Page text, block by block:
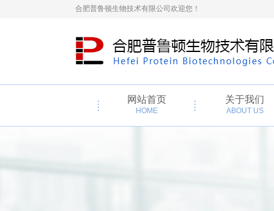
合肥普鲁顿生物技术有限公司欢迎您！
网站首页
HOME
关于我们
ABOUT US